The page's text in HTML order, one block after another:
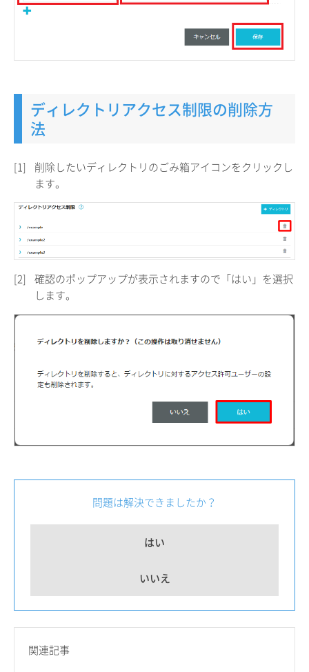
ディレクトリアクセス制限の削除方
法
[1]
削除したいディレクトリのごみ箱アイコンをクリックし
ます。
[2]
確認のポップアップが表示されますので「はい」を選択
します。
問題は解決できましたか？
はい
いいえ
関連記事